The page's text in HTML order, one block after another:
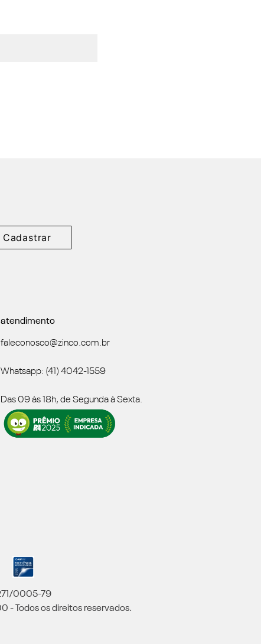
Cadastrar
atendimento
faleconosco@zinco.com.br
Whatsapp: (41) 4042-1559
Das 09 às 18h, de Segunda à Sexta.
0005-79
- Todos os direitos reservados.